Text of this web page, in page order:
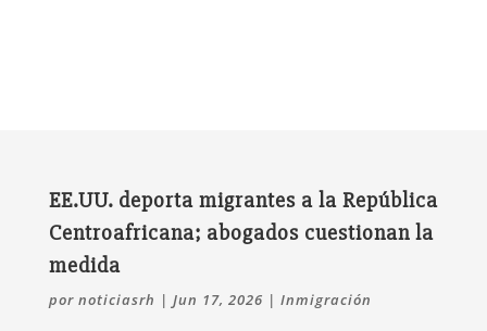
EE.UU. deporta migrantes a la República
Centroafricana; abogados cuestionan la
medida
por noticiasrh | Jun 17, 2026 | Inmigración